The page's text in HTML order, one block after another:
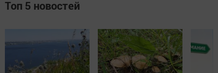
Топ 5 новостей